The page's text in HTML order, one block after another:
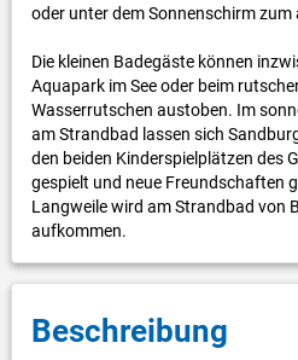
oder unter dem Sonnenschirm zum
Die kleinen Badegäste können
Aquapark im See oder beim
Wasserrutschen austoben. Im
am Strandbad lassen sich
den beiden Kinderspielplätzen des
gespielt und neue Freundschaften
Langweile wird am Strandbad von
aufkommen.
Beschreibung